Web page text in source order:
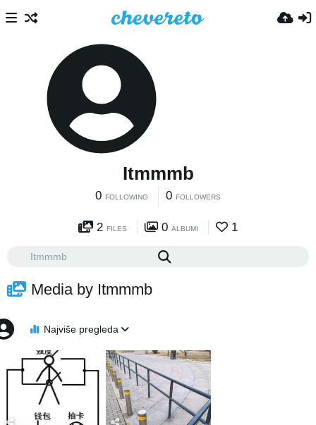
Itmmmb
0 FOLLOWING 0 FOLLOWERS
2 FILES 0 ALBUMI 1
Media by Itmmmb
Najviše pregleda